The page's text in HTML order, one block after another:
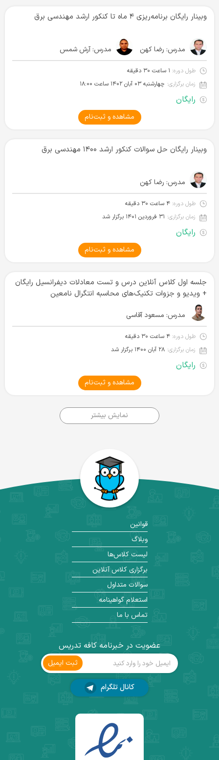
وبینار رایگان برنامه‌ریزی ۴ ماه تا کنکور ارشد مهندسی برق
مدرس: رضا کهن مدرس: آرش شمس
طول دوره: ۱ ساعت ۳۰ دقیقه
زمان برگزاری: چهارشنبه ۰۳ آبان ۱۴۰۲‌ ساعت ۱۸:۰۰
رایگان
مشاهده و ثبت‌نام
وبینار رایگان حل سوالات کنکور ارشد ۱۴۰۰ مهندسی برق
مدرس: رضا کهن
طول دوره: ۴ ساعت ۳۰ دقیقه
زمان برگزاری: ۳۱ فروردین ۱۴۰۱ برگزار شد
رایگان
مشاهده و ثبت‌نام
جلسه اول کلاس آنلاین درس و تست معادلات دیفرانسیل رایگان
+ ویدیو و جزوات تکنیک‌های محاسبه انتگرال نامعین
مدرس: مسعود آقاسی
طول دوره: ۴ ساعت ۳۰ دقیقه
زمان برگزاری: ۲۸ آبان ۱۴۰۰ برگزار شد
رایگان
مشاهده و ثبت‌نام
نمایش بیشتر
عضویت در خبرنامه کافه تدریس
ثبت ‌ایمیل
کانال تلگرام
قوانین
وبلاگ
لیست کلاس‌ها
برگزاری کلاس آنلاین
سوالات متداول
استعلام گواهینامه
تماس با ما